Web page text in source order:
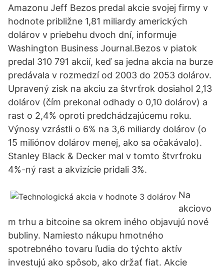
Amazonu Jeff Bezos predal akcie svojej firmy v
hodnote približne 1,81 miliardy amerických
dolárov v priebehu dvoch dní, informuje
Washington Business Journal.Bezos v piatok
predal 310 791 akcií, keď sa jedna akcia na burze
predávala v rozmedzí od 2003 do 2053 dolárov.
Upravený zisk na akciu za štvrťrok dosiahol 2,13
dolárov (čím prekonal odhady o 0,10 dolárov) a
rast o 2,4% oproti predchádzajúcemu roku.
Výnosy vzrástli o 6% na 3,6 miliardy dolárov (o
15 miliónov dolárov menej, ako sa očakávalo).
Stanley Black & Decker mal v tomto štvrťroku
4%-ný rast a akvizície pridali 3%.
Na
akciovo
m trhu a bitcoine sa okrem iného objavujú nové
bubliny. Namiesto nákupu hmotného
spotrebného tovaru ľudia do týchto aktív
investujú ako spôsob, ako držať fiat. Akcie